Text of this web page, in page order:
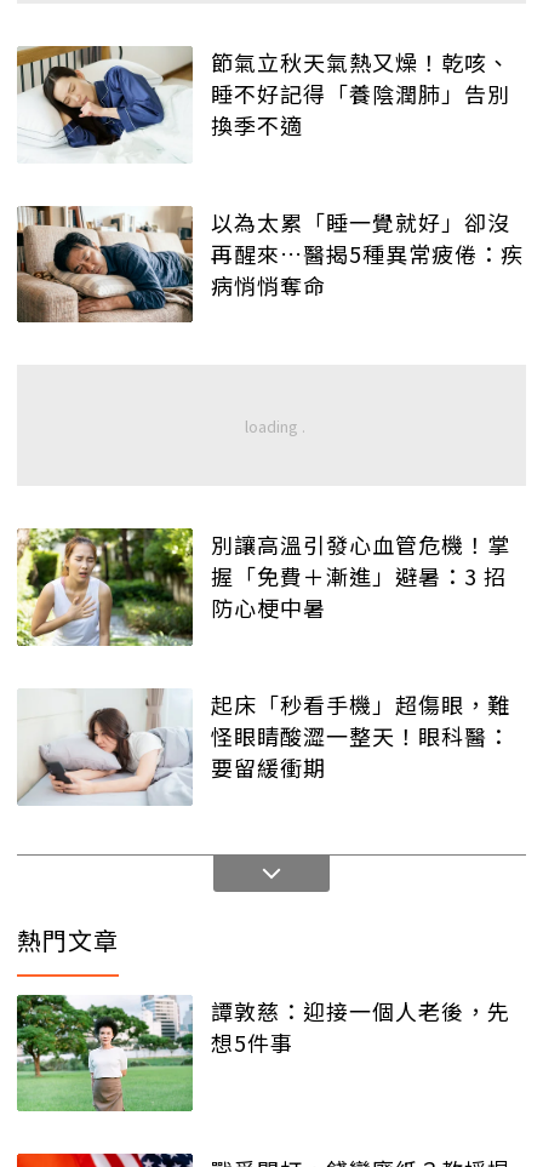
節氣立秋天氣熱又燥！乾咳、
睡不好記得「養陰潤肺」告別
換季不適
以為太累「睡一覺就好」卻沒
再醒來…醫揭5種異常疲倦：疾
病悄悄奪命
別讓高溫引發心血管危機！掌
握「免費＋漸進」避暑：3 招
防心梗中暑
起床「秒看手機」超傷眼，難
怪眼睛酸澀一整天！眼科醫：
要留緩衝期
熱門文章
譚敦慈：迎接一個人老後，先
想5件事